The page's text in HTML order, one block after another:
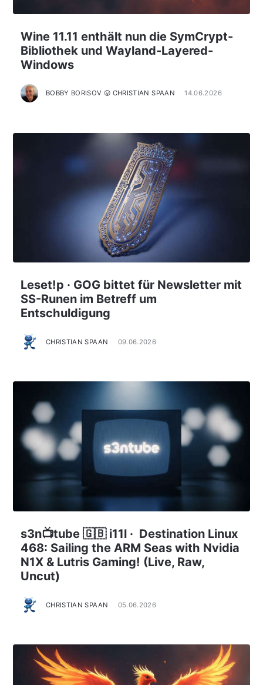
Wine 11.11 enthält nun die SymCrypt-
Bibliothek und Wayland-Layered-
Windows
BOBBY BORISOV 😛 CHRISTIAN SPAAN 14.06.2026
Leset!p · GOG bittet für Newsletter mit
SS-Runen im Betreff um
Entschuldigung
CHRISTIAN SPAAN 09.06.2026
s3n📺tube 🇬🇧 i11l · Destination Linux
468: Sailing the ARM Seas with Nvidia
N1X & Lutris Gaming! (Live, Raw,
Uncut)
CHRISTIAN SPAAN 05.06.2026